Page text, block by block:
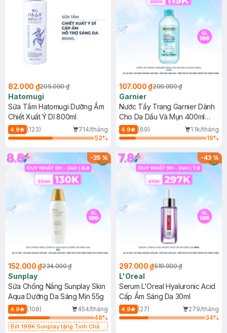
82.000 ₫205.000 ₫
Hatomugi
Sữa Tắm Hatomugi Dưỡng Ẩm
Chiết Xuất Ý Dĩ 800ml
4.9 (123)
714/tháng
52%
107.000 ₫209.000 ₫
Garnier
Nước Tẩy Trang Garnier Dành
Cho Da Dầu Và Mụn 400ml
(Mới)
4.9 (69)
1.1k/tháng
19%
-35%
152.000 ₫234.000 ₫
Sunplay
Sữa Chống Nắng Sunplay Skin
Aqua Dưỡng Da Sáng Mịn 55g
4.9 (108)
454/tháng
48%
Bill 199K Sunplay tặng Tinh Chất
-43%
297.000 ₫519.000 ₫
L'Oreal
Serum L'Oreal Hyaluronic Acid
Cấp Ẩm Sáng Da 30ml
4.9 (27)
279/tháng
34%